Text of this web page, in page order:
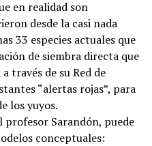
en realidad son
desde la casi nada
33 especies actuales que
de siembra directa que
través de su Red de
“alertas rojas”, para
los yuyos.
profesor Sarandón, puede
conceptuales: